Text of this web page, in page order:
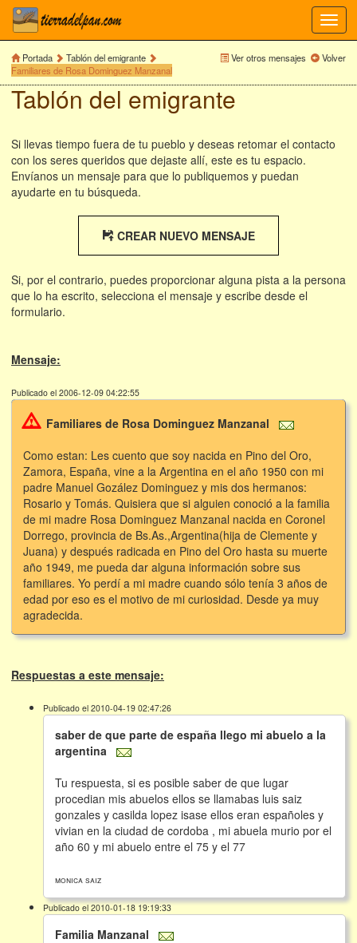
Portada
Tablón del emigrante
Familiares de Rosa Dominguez Manzanal
Ver otros mensajes Volver
Tablón del emigrante
Si llevas tiempo fuera de tu pueblo y deseas retomar el contacto
con los seres queridos que dejaste allí, este es tu espacio.
Envíanos un mensaje para que lo publiquemos y puedan
ayudarte en tu búsqueda.
CREAR NUEVO MENSAJE
Si, por el contrario, puedes proporcionar alguna pista a la persona
que lo ha escrito, selecciona el mensaje y escribe desde el
formulario.
Mensaje:
Publicado el 2006-12-09 04:22:55
Familiares de Rosa Dominguez Manzanal
Como estan: Les cuento que soy nacida en Pino del Oro,
Zamora, España, vine a la Argentina en el año 1950 con mi
padre Manuel Gozález Dominguez y mis dos hermanos:
Rosario y Tomás. Quisiera que si alguien conoció a la familia
de mi madre Rosa Dominguez Manzanal nacida en Coronel
Dorrego, provincia de Bs.As.,Argentina(hija de Clemente y
Juana) y después radicada en Pino del Oro hasta su muerte
año 1949, me pueda dar alguna información sobre sus
familiares. Yo perdí a mi madre cuando sólo tenía 3 años de
edad por eso es el motivo de mi curiosidad. Desde ya muy
agradecida.
Respuestas a este mensaje:
Publicado el 2010-04-19 02:47:26
saber de que parte de españa llego mi abuelo a la
argentina
Tu respuesta, si es posible saber de que lugar
procedian mis abuelos ellos se llamabas luis saiz
gonzales y casilda lopez isase ellos eran españoles y
vivian en la ciudad de cordoba , mi abuela murio por el
año 60 y mi abuelo entre el 75 y el 77
monica saiz
Publicado el 2010-01-18 19:19:33
Familia Manzanal